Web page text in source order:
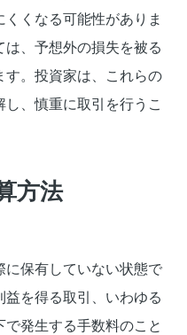
くなる可能性がありま
、予想外の損失を被る
す。投資家は、これらの
、慎重に取引を行うこ
方法
に保有していない状態で
を得る取引、いわゆる
発生する手数料のこと